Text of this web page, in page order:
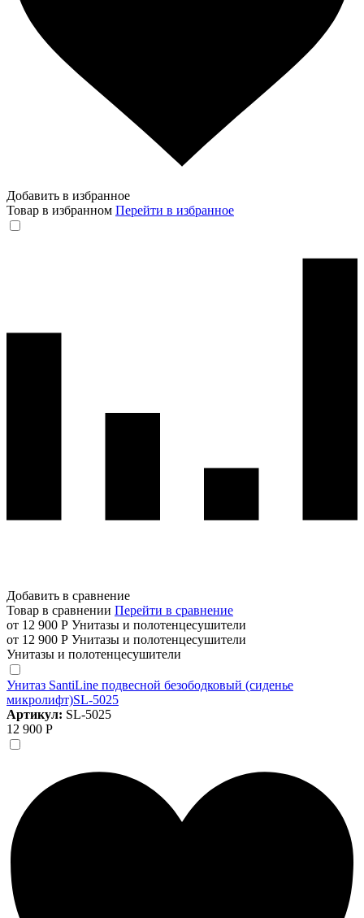
Добавить в избранное
Товар в избранном Перейти в избранное
Добавить в сравнение
Товар в сравнении Перейти в сравнение
от 12 900 Р Унитазы и полотенцесушители
от 12 900 Р Унитазы и полотенцесушители
Унитазы и полотенцесушители
Унитаз SantiLine подвесной безободковый (сиденье
микролифт)SL-5025
Артикул: SL-5025
12 900 Р